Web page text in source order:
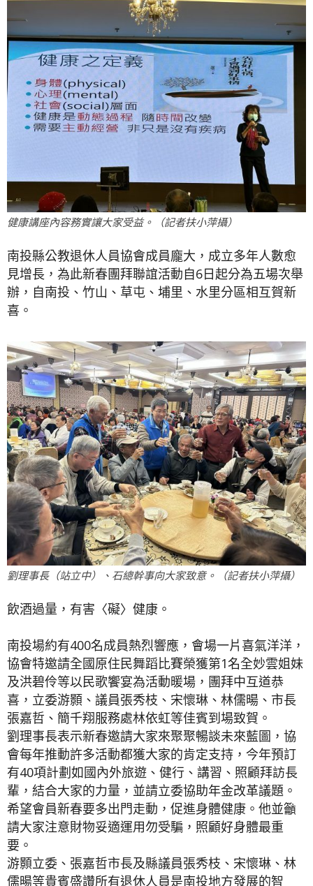
健康講座內容務實讓大家受益。（記者扶小萍攝）
南投縣公教退休人員協會成員龐大，成立多年人數愈
見增長，為此新春團拜聯誼活動自6日起分為五場次舉
辦，自南投、竹山、草屯、埔里、水里分區相互賀新
喜。
劉理事長（站立中）、石總幹事向大家致意。（記者扶小萍攝）
飲酒過量，有害〈礙〉健康。
南投場約有400名成員熱烈響應，會場一片喜氣洋洋，
協會特邀請全國原住民舞蹈比賽榮獲第1名全妙雲姐妹
及洪碧伶等以民歌饗宴為活動暖場，團拜中互道恭
喜，立委游顥、議員張秀枝、宋懷琳、林儒暘、市長
張嘉哲、簡千翔服務處林依虹等佳賓到場致賀。
劉理事長表示新春邀請大家來聚聚暢談未來藍圖，協
會每年推動許多活動都獲大家的肯定支持，今年預訂
有40項計劃如國內外旅遊、健行、講習、照顧拜訪長
輩，結合大家的力量，並請立委協助年金改革議題。
希望會員新春要多出門走動，促進身體健康。他並籲
請大家注意財物妥適運用勿受騙，照顧好身體最重
要。
游顥立委、張嘉哲市長及縣議員張秀枝、宋懷琳、林
儒暘等貴賓盛讚所有退休人員是南投地方發展的智